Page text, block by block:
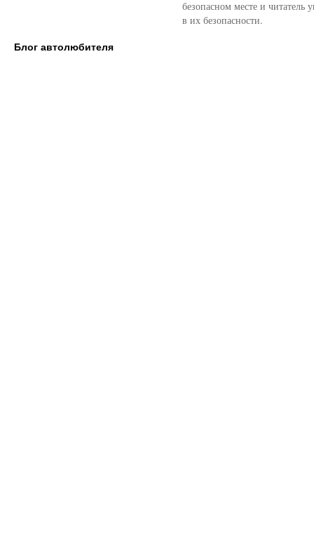
безопасном месте и читатель
в их безопасности.
Блог автолюбителя